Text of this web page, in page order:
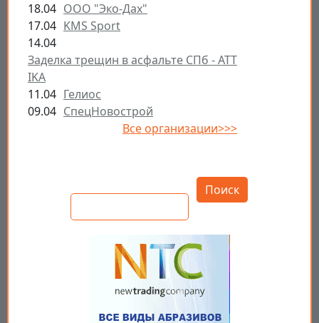
18.04 ООО "Эко-Дах"
17.04 KMS Sport
14.04
Заделка трещин в асфальте СПб - ATT
IKA
11.04 Гелиос
09.04 СпецНовострой
Все организации>>>